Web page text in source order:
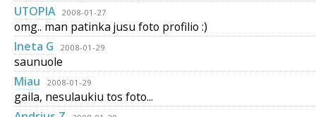
UTOPIA
2008-01-27
omg.. man patinka jusu foto profilio :)
Ineta G
2008-01-29
saunuole
Miau
2008-01-29
gaila, nesulaukiu tos foto...